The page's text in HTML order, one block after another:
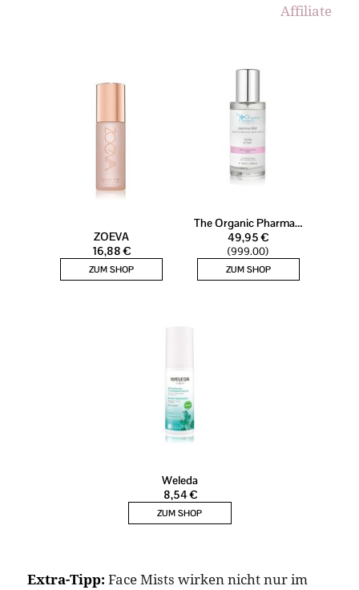
Affiliate
Extra-Tipp: Face Mists wirken nicht nur im